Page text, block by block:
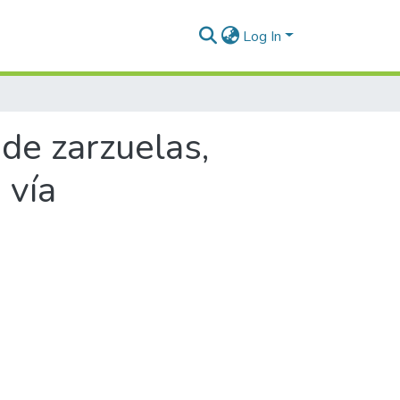
Log In
zarzuelas,